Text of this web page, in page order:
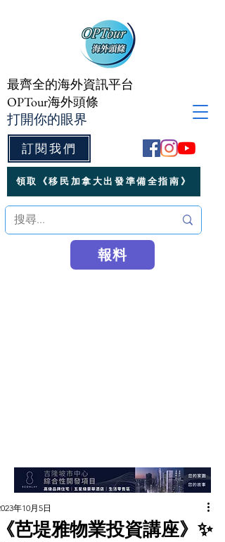
訂閱我們
最齊全的海外資訊平台
OPTour海外頭條
打開你的眼界
領取《移民加拿大出發準備全指南》
報料
芭堤雅物業投資講座》✨
年10月5日